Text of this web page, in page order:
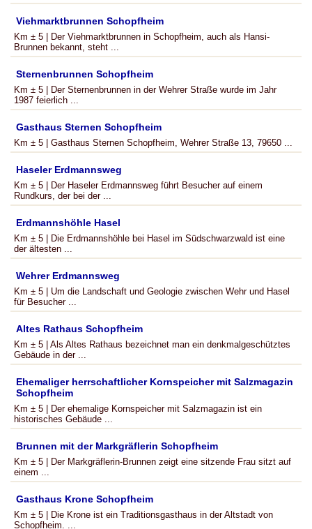
Viehmarktbrunnen Schopfheim
Km ± 5 | Der Viehmarktbrunnen in Schopfheim, auch als Hansi-
Brunnen bekannt, steht ...
Sternenbrunnen Schopfheim
Km ± 5 | Der Sternenbrunnen in der Wehrer Straße wurde im Jahr
1987 feierlich ...
Gasthaus Sternen Schopfheim
Km ± 5 | Gasthaus Sternen Schopfheim, Wehrer Straße 13, 79650 ...
Haseler Erdmannsweg
Km ± 5 | Der Haseler Erdmannsweg führt Besucher auf einem
Rundkurs, der bei der ...
Erdmannshöhle Hasel
Km ± 5 | Die Erdmannshöhle bei Hasel im Südschwarzwald ist eine
der ältesten ...
Wehrer Erdmannsweg
Km ± 5 | Um die Landschaft und Geologie zwischen Wehr und Hasel
für Besucher ...
Altes Rathaus Schopfheim
Km ± 5 | Als Altes Rathaus bezeichnet man ein denkmalgeschütztes
Gebäude in der ...
Ehemaliger herrschaftlicher Kornspeicher mit Salzmagazin
Schopfheim
Km ± 5 | Der ehemalige Kornspeicher mit Salzmagazin ist ein
historisches Gebäude ...
Brunnen mit der Markgräflerin Schopfheim
Km ± 5 | Der Markgräflerin-Brunnen zeigt eine sitzende Frau sitzt auf
einem ...
Gasthaus Krone Schopfheim
Km ± 5 | Die Krone ist ein Traditionsgasthaus in der Altstadt von
Schopfheim. ...